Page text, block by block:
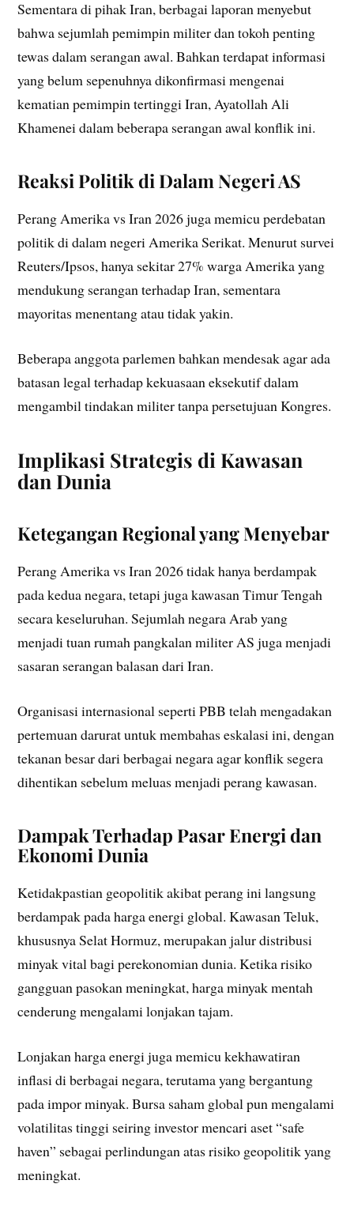
Sementara di pihak Iran, berbagai laporan menyebut
bahwa sejumlah pemimpin militer dan tokoh penting
tewas dalam serangan awal. Bahkan terdapat informasi
yang belum sepenuhnya dikonfirmasi mengenai
kematian pemimpin tertinggi Iran, Ayatollah Ali
Khamenei dalam beberapa serangan awal konflik ini.
Reaksi Politik di Dalam Negeri AS
Perang Amerika vs Iran 2026 juga memicu perdebatan
politik di dalam negeri Amerika Serikat. Menurut survei
Reuters/Ipsos, hanya sekitar 27% warga Amerika yang
mendukung serangan terhadap Iran, sementara
mayoritas menentang atau tidak yakin.
Beberapa anggota parlemen bahkan mendesak agar ada
batasan legal terhadap kekuasaan eksekutif dalam
mengambil tindakan militer tanpa persetujuan Kongres.
Implikasi Strategis di Kawasan
dan Dunia
Ketegangan Regional yang Menyebar
Perang Amerika vs Iran 2026 tidak hanya berdampak
pada kedua negara, tetapi juga kawasan Timur Tengah
secara keseluruhan. Sejumlah negara Arab yang
menjadi tuan rumah pangkalan militer AS juga menjadi
sasaran serangan balasan dari Iran.
Organisasi internasional seperti PBB telah mengadakan
pertemuan darurat untuk membahas eskalasi ini, dengan
tekanan besar dari berbagai negara agar konflik segera
dihentikan sebelum meluas menjadi perang kawasan.
Dampak Terhadap Pasar Energi dan
Ekonomi Dunia
Ketidakpastian geopolitik akibat perang ini langsung
berdampak pada harga energi global. Kawasan Teluk,
khususnya Selat Hormuz, merupakan jalur distribusi
minyak vital bagi perekonomian dunia. Ketika risiko
gangguan pasokan meningkat, harga minyak mentah
cenderung mengalami lonjakan tajam.
Lonjakan harga energi juga memicu kekhawatiran
inflasi di berbagai negara, terutama yang bergantung
pada impor minyak. Bursa saham global pun mengalami
volatilitas tinggi seiring investor mencari aset “safe
haven” sebagai perlindungan atas risiko geopolitik yang
meningkat.